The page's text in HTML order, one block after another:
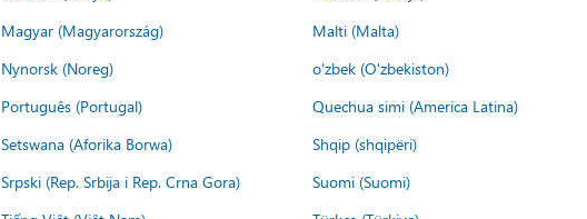
Magyar (Magyarország) Malti (Malta)
Nynorsk (Noreg) o'zbek (O'zbekiston)
Português (Portugal) Quechua simi (America Latina)
Setswana (Aforika Borwa) Shqip (shqipëri)
Srpski (Rep. Srbija i Rep. Crna Gora) Suomi (Suomi)